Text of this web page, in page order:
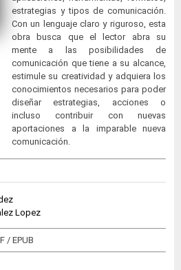
estrategias y tipos de comunicación.
Con un lenguaje claro y riguroso, esta
obra busca que el lector abra su
mente a las posibilidades de
comunicación que tiene a su alcance,
estimule su creatividad y adquiera los
conocimientos necesarios para poder
diseñar estrategias, acciones o
incluso contribuir con nuevas
aportaciones a la imparable nueva
comunicación.
Lopez
/ EPUB